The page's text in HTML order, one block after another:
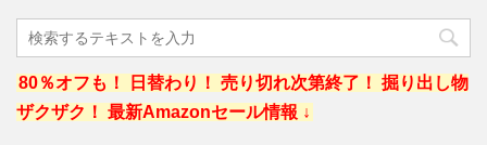
80％オフも！ 日替わり！ 売り切れ次第終了！ 掘り出し物
ザクザク！ 最新Amazonセール情報 ↓